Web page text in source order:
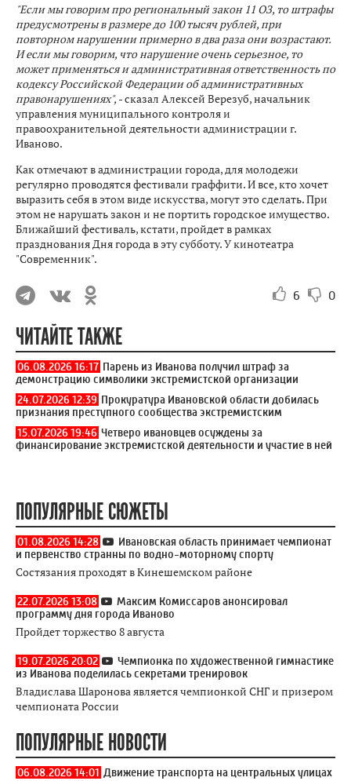
"Если мы говорим про региональный закон 11 ОЗ, то штрафы
предусмотрены в размере до 100 тысяч рублей, при
повторном нарушении примерно в два раза они возрастают.
И если мы говорим, что нарушение очень серьезное, то
может применяться и административная ответственность по
кодексу Российской Федерации об административных
правонарушениях", - сказал Алексей Верезуб, начальник
управления муниципального контроля и
правоохранительной деятельности администрации г.
Иваново.
Как отмечают в администрации города, для молодежи
регулярно проводятся фестивали граффити. И все, кто хочет
выразить себя в этом виде искусства, могут это сделать. При
этом не нарушать закон и не портить городское имущество.
Ближайший фестиваль, кстати, пройдет в рамках
празднования Дня города в эту субботу. У кинотеатра
"Современник".
6 0
ЧИТАЙТЕ ТАКЖЕ
06.08.2026 16:17 Парень из Иванова получил штраф за
демонстрацию символики экстремистской организации
24.07.2026 12:39 Прокуратура Ивановской области добилась
признания преступного сообщества экстремистским
15.07.2026 19:46 Четверо ивановцев осуждены за
финансирование экстремистской деятельности и участие в ней
ПОПУЛЯРНЫЕ СЮЖЕТЫ
01.08.2026 14:28
Ивановская область принимает чемпионат
и первенство странны по водно-моторному спорту
Состязания проходят в Кинешемском районе
22.07.2026 13:08
Максим Комиссаров анонсировал
программу дня города Иваново
Пройдет торжество 8 августа
19.07.2026 20:02
Чемпионка по художественной гимнастике
из Иванова поделилась секретами тренировок
Владислава Шаронова является чемпионкой СНГ и призером
чемпионата России
ПОПУЛЯРНЫЕ НОВОСТИ
06.08.2026 14:01 Движение транспорта на центральных улицах